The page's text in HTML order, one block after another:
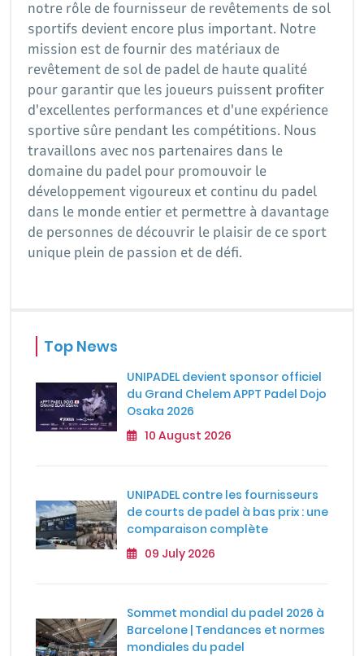
notre rôle de fournisseur de revêtements de sol
sportifs devient encore plus important. Notre
mission est de fournir des matériaux de
revêtement de sol de padel de haute qualité
pour garantir que les joueurs puissent profiter
d'excellentes performances et d'une expérience
sportive sûre pendant les compétitions. Nous
travaillons avec nos partenaires dans le
domaine du padel pour promouvoir le
développement vigoureux et continu du padel
dans le monde entier et permettre à davantage
de personnes de découvrir le plaisir de ce sport
unique plein de passion et de défi.
Top News
UNIPADEL devient sponsor officiel
du Grand Chelem APPT Padel Dojo
Osaka 2026
10 August 2026
UNIPADEL contre les fournisseurs
de courts de padel à bas prix : une
comparaison complète
09 July 2026
Sommet mondial du padel 2026 à
Barcelone | Tendances et normes
mondiales du padel